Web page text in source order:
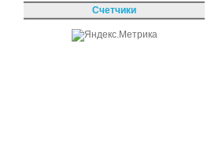
Счетчики